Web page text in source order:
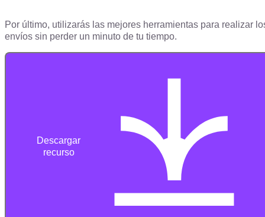
Por último, utilizarás las mejores herramientas para realizar
envíos sin perder un minuto de tu tiempo.
Descargar
recurso